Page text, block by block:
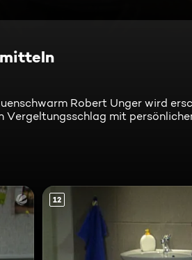
Robert Unger wird
Vergeltungsschlag mit
12